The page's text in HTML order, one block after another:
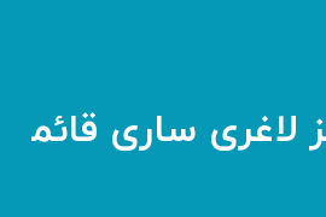
لاغری ساری قائم